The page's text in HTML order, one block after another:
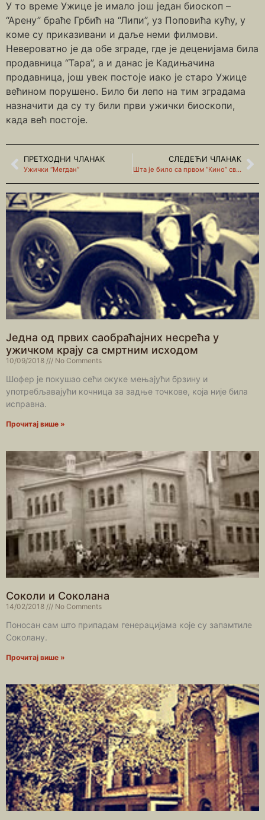
У то време Ужице је имало још један биоскоп –
“Арену” браће Грбић на “Липи”, уз Поповића кућу, у
коме су приказивани и даље неми филмови.
Невероватно је да обе зграде, где је деценијама била
продавница “Тара”, а и данас је Кадињачина
продавница, још увек постоје иако је старо Ужице
већином порушено. Било би лепо на тим зградама
назначити да су ту били први ужички биоскопи,
када већ постоје.
ПРЕТХОДНИ ЧЛАНАК
Ужички “Мегдан”
СЛЕДЕЋИ ЧЛАНАК
Шта је било са првом “Кино” светлећом рекламом?
Једна од првих саобраћајних несрећа у
ужичком крају са смртним исходом
10/09/2018 No Comments
Шофер је покушао сећи окуке мењајући брзину и
употребљавајући кочница за задње точкове, која није била
исправна.
Прочитај више »
Соколи и Соколана
14/02/2018 No Comments
Поносан сам што припадам генерацијама које су запамтиле
Соколану.
Прочитај више »